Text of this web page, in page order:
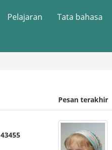
Pelajaran Tata bahasa
Pesan terakhir
43455